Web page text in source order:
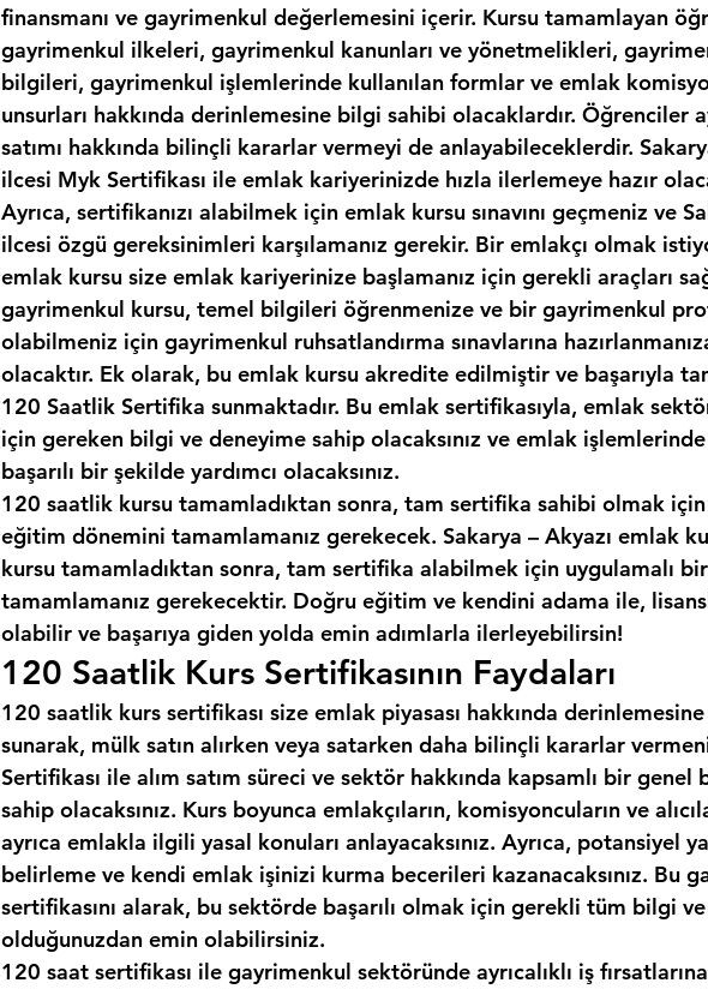
finansmanı ve gayrimenkul değerlemesini içerir. Kursu tamamlayan
gayrimenkul ilkeleri, gayrimenkul kanunları ve yönetmelikleri,
bilgileri, gayrimenkul işlemlerinde kullanılan formlar ve emlak
unsurları hakkında derinlemesine bilgi sahibi olacaklardır. Öğrenciler
satımı hakkında bilinçli kararlar vermeyi de anlayabileceklerdir.
ilcesi Myk Sertifikası ile emlak kariyerinizde hızla ilerlemeye hazır
Ayrıca, sertifikanızı alabilmek için emlak kursu sınavını geçmeniz ve
ilcesi özgü gereksinimleri karşılamanız gerekir. Bir emlakçı olmak
emlak kursu size emlak kariyerinize başlamanız için gerekli araçları
gayrimenkul kursu, temel bilgileri öğrenmenize ve bir gayrimenkul
olabilmeniz için gayrimenkul ruhsatlandırma sınavlarına
olacaktır. Ek olarak, bu emlak kursu akredite edilmiştir ve başarıyla
120 Saatlik Sertifika sunmaktadır. Bu emlak sertifikasıyla, emlak
için gereken bilgi ve deneyime sahip olacaksınız ve emlak
başarılı bir şekilde yardımcı olacaksınız.
120 saatlik kursu tamamladıktan sonra, tam sertifika sahibi olmak
eğitim dönemini tamamlamanız gerekecek. Sakarya – Akyazı emlak
kursu tamamladıktan sonra, tam sertifika alabilmek için uygulamalı
tamamlamanız gerekecektir. Doğru eğitim ve kendini adama ile,
olabilir ve başarıya giden yolda emin adımlarla ilerleyebilirsin!
120 Saatlik Kurs Sertifikasının Faydaları
120 saatlik kurs sertifikası size emlak piyasası hakkında
sunarak, mülk satın alırken veya satarken daha bilinçli kararlar
Sertifikası ile alım satım süreci ve sektör hakkında kapsamlı bir genel
sahip olacaksınız. Kurs boyunca emlakçıların, komisyoncuların ve
ayrıca emlakla ilgili yasal konuları anlayacaksınız. Ayrıca, potansiyel
belirleme ve kendi emlak işinizi kurma becerileri kazanacaksınız. Bu
sertifikasını alarak, bu sektörde başarılı olmak için gerekli tüm bilgi
olduğunuzdan emin olabilirsiniz.
120 saat sertifikası ile gayrimenkul sektöründe ayrıcalıklı iş